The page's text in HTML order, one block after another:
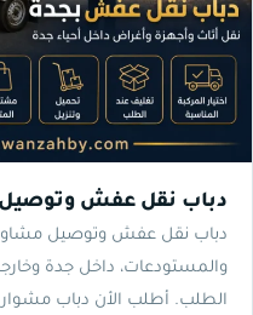
دباب نقل عفش وتوصيل
دباب نقل عفش وتوصيل مشاوير
والمستودعات، داخل جدة
الطلب. أطلب الأن دباب مشوار